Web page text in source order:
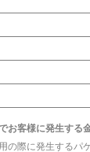
お客様に発生する
の際に発生するパ